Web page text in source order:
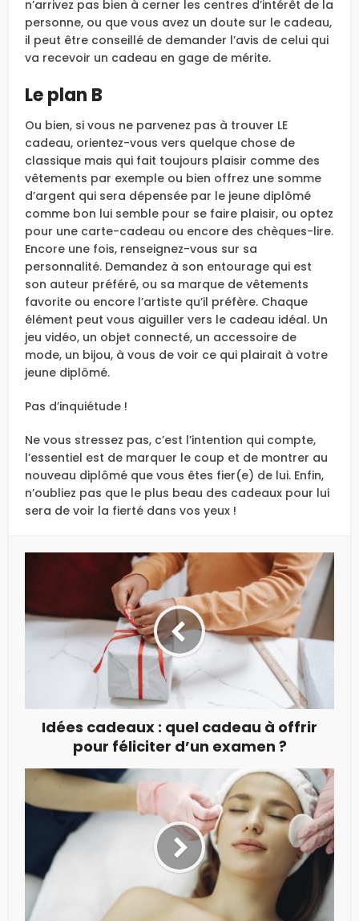
n’arrivez pas bien à cerner les centres d’intérêt de la
personne, ou que vous avez un doute sur le cadeau,
il peut être conseillé de demander l’avis de celui qui
va recevoir un cadeau en gage de mérite.
Le plan B
Ou bien, si vous ne parvenez pas à trouver LE
cadeau, orientez-vous vers quelque chose de
classique mais qui fait toujours plaisir comme des
vêtements par exemple ou bien offrez une somme
d’argent qui sera dépensée par le jeune diplômé
comme bon lui semble pour se faire plaisir, ou optez
pour une carte-cadeau ou encore des chèques-lire.
Encore une fois, renseignez-vous sur sa
personnalité. Demandez à son entourage qui est
son auteur préféré, ou sa marque de vêtements
favorite ou encore l’artiste qu’il préfère. Chaque
élément peut vous aiguiller vers le cadeau idéal. Un
jeu vidéo, un objet connecté, un accessoire de
mode, un bijou, à vous de voir ce qui plairait à votre
jeune diplômé.
Pas d’inquiétude !
Ne vous stressez pas, c’est l’intention qui compte,
l’essentiel est de marquer le coup et de montrer au
nouveau diplômé que vous êtes fier(e) de lui. Enfin,
n’oubliez pas que le plus beau des cadeaux pour lui
sera de voir la fierté dans vos yeux !
Idées cadeaux : quel cadeau à offrir
pour féliciter d’un examen ?